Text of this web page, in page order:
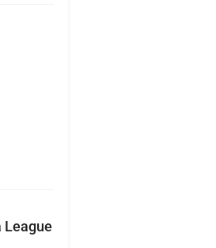
League